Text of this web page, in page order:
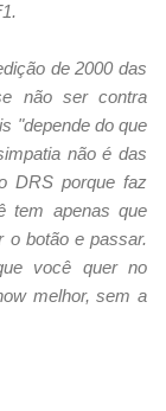
de 2000 das
não ser contra
"depende do que
não é das
DRS porque faz
tem apenas que
o botão e passar.
você quer no
melhor, sem a